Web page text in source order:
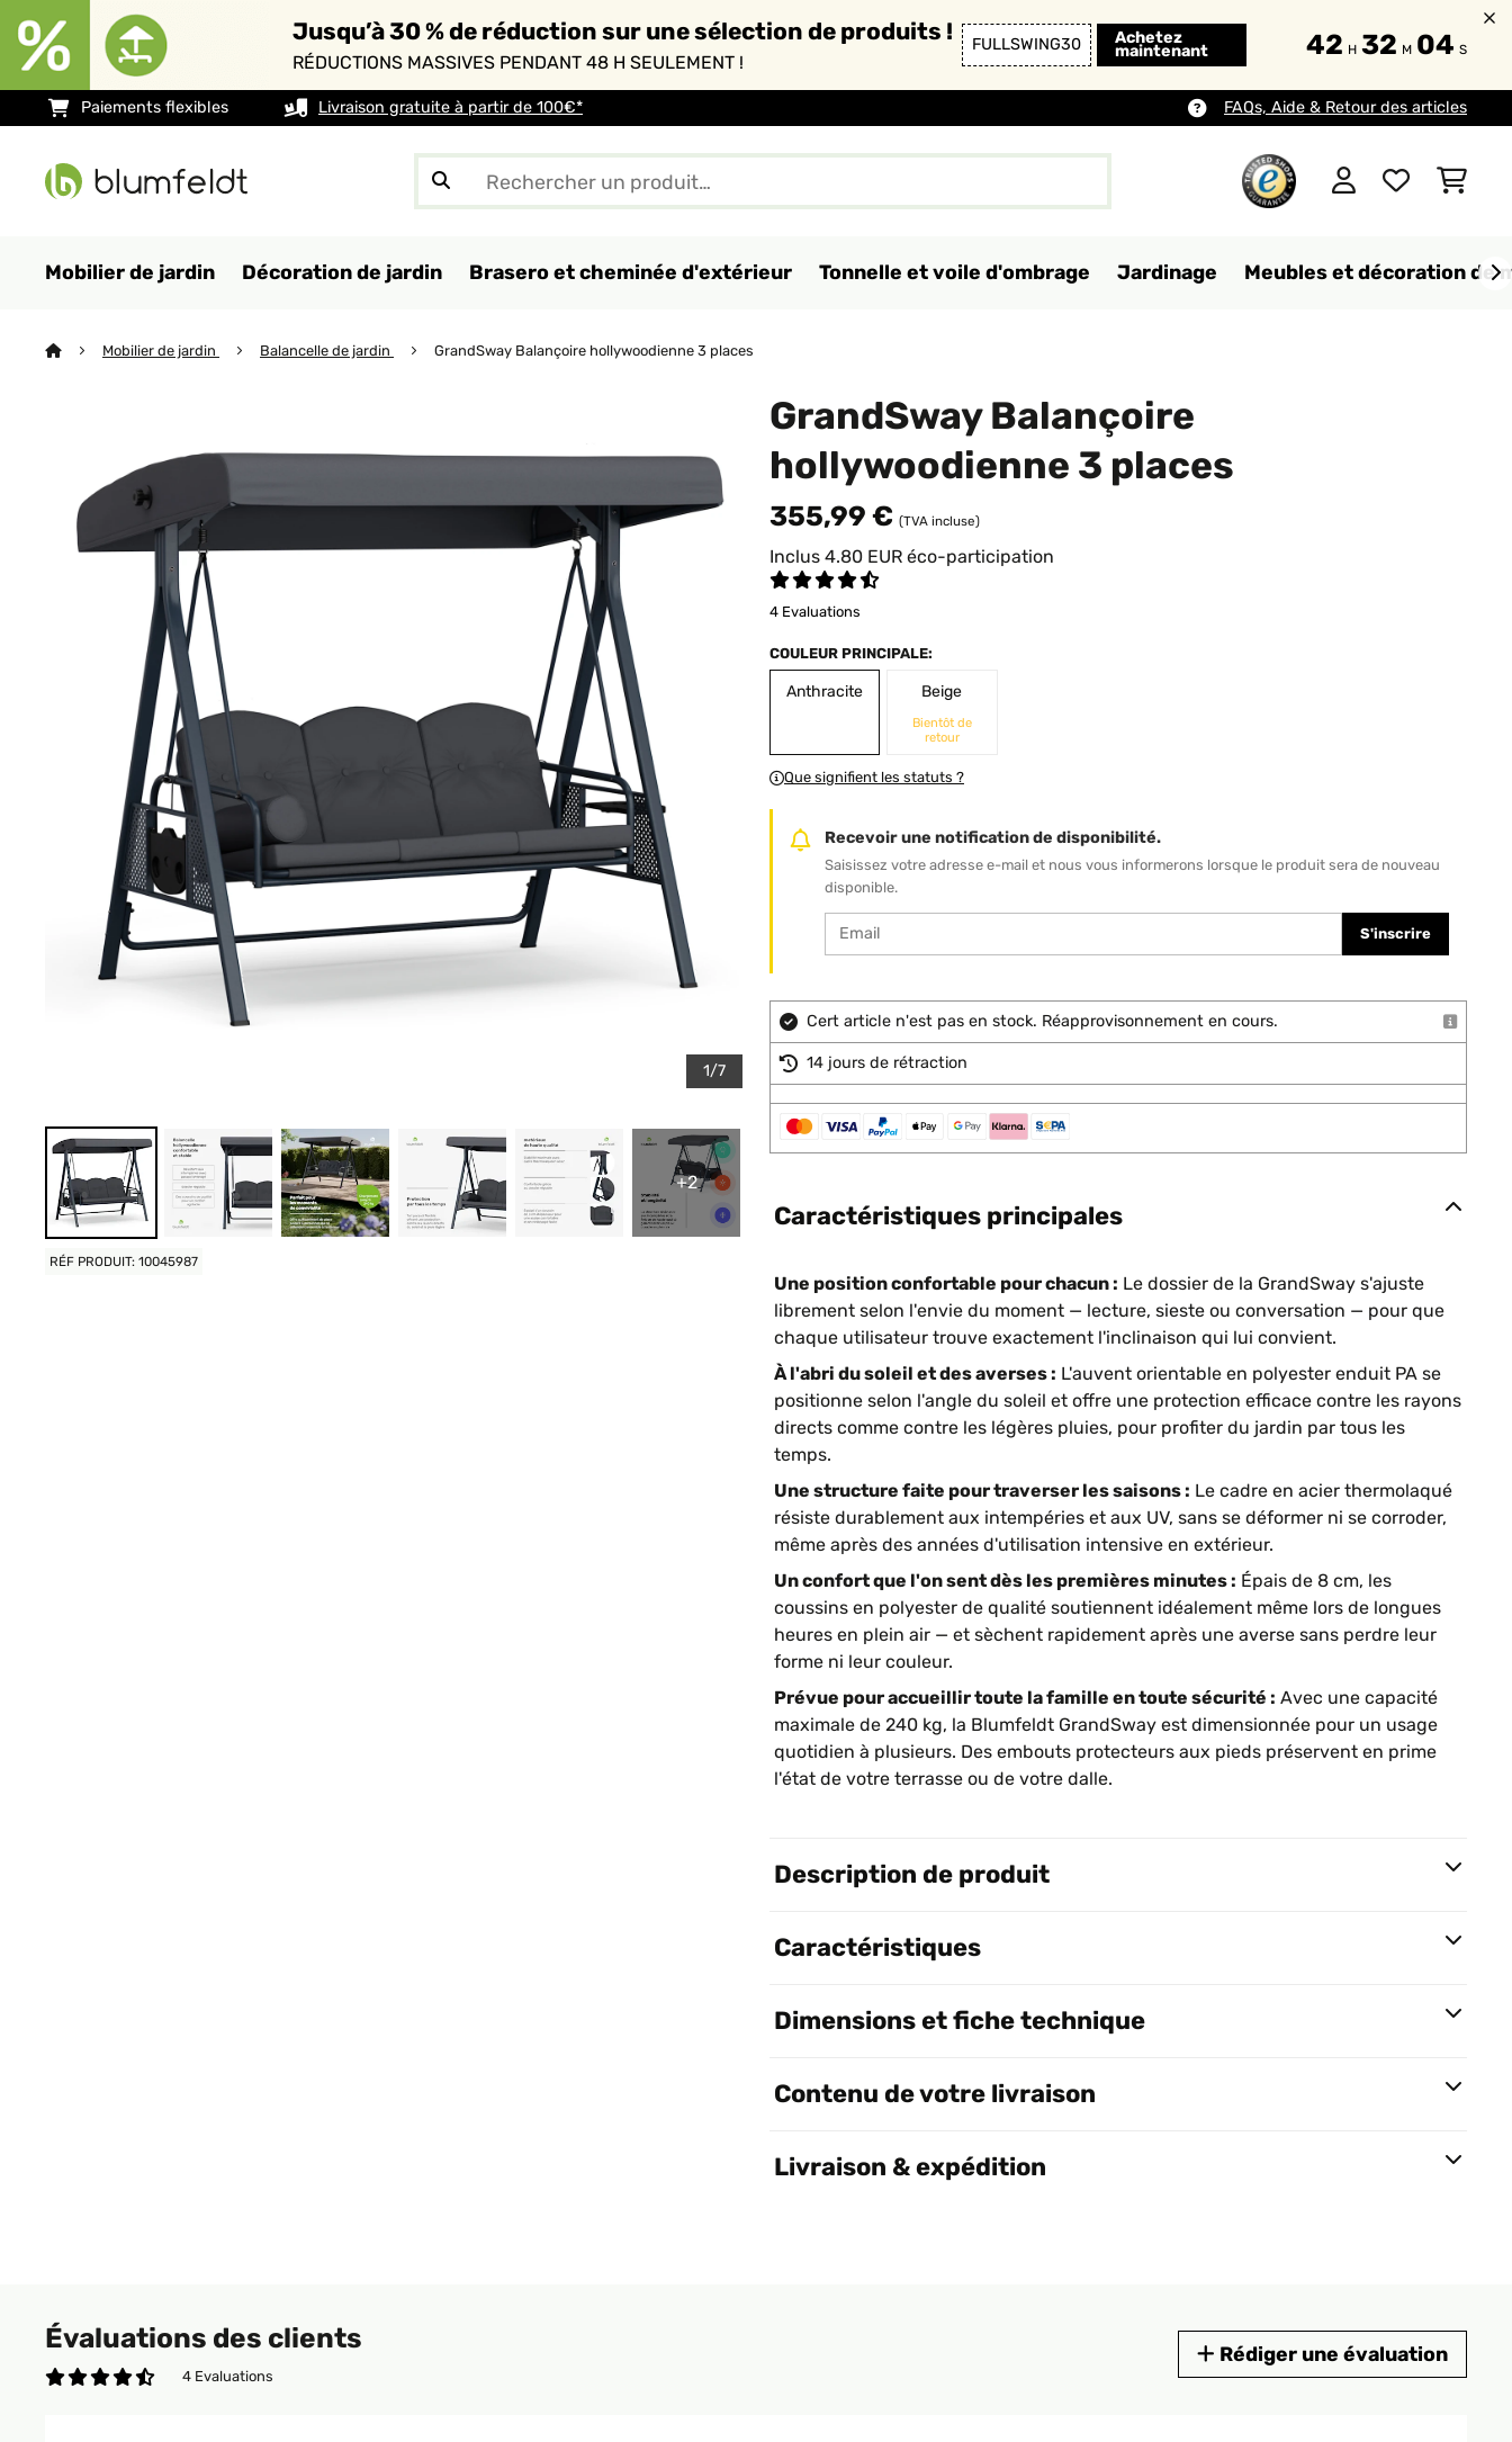
Jusqu’à 30 % de réduction sur une sélection de produits !
RÉDUCTIONS MASSIVES PENDANT 48 H SEULEMENT !
FULLSWING30 Achetez
maintenant 42 H 32 M 02 S
Paiements flexibles Livraison gratuite à partir de 100€* FAQs, Aide & Retour des articles
Mobilier de jardin Décoration de jardin Brasero et cheminée d'extérieur Tonnelle et voile d'ombrage Jardinage Meubles et décoration de
Mobilier de jardin Balancelle de jardin GrandSway Balançoire hollywoodienne 3 places
1/7
+2
RÉF PRODUIT: 10045987
GrandSway Balançoire
hollywoodienne 3 places
355,99 € (TVA incluse)
Inclus 4.80 EUR éco-participation
4 Evaluations
COULEUR PRINCIPALE:
Anthracite Beige
Bientôt de
retour
Que signifient les statuts ?
Recevoir une notification de disponibilité.
Saisissez votre adresse e-mail et nous vous informerons lorsque le produit sera de nouveau
disponible.
S'inscrire
Cert article n'est pas en stock. Réapprovisonnement en cours.
14 jours de rétraction
Caractéristiques principales
Une position confortable pour chacun : Le dossier de la GrandSway s'ajuste
librement selon l'envie du moment — lecture, sieste ou conversation — pour que
chaque utilisateur trouve exactement l'inclinaison qui lui convient.
À l'abri du soleil et des averses : L'auvent orientable en polyester enduit PA se
positionne selon l'angle du soleil et offre une protection efficace contre les rayons
directs comme contre les légères pluies, pour profiter du jardin par tous les
temps.
Une structure faite pour traverser les saisons : Le cadre en acier thermolaqué
résiste durablement aux intempéries et aux UV, sans se déformer ni se corroder,
même après des années d'utilisation intensive en extérieur.
Un confort que l'on sent dès les premières minutes : Épais de 8 cm, les
coussins en polyester de qualité soutiennent idéalement même lors de longues
heures en plein air — et sèchent rapidement après une averse sans perdre leur
forme ni leur couleur.
Prévue pour accueillir toute la famille en toute sécurité : Avec une capacité
maximale de 240 kg, la Blumfeldt GrandSway est dimensionnée pour un usage
quotidien à plusieurs. Des embouts protecteurs aux pieds préservent en prime
l'état de votre terrasse ou de votre dalle.
Description de produit
Caractéristiques
Dimensions et fiche technique
Contenu de votre livraison
Livraison & expédition
Évaluations des clients
4 Evaluations
Rédiger une évaluation